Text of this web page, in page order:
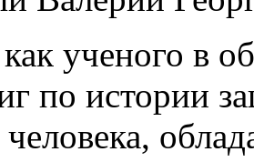
ученого в
по истории
человека,